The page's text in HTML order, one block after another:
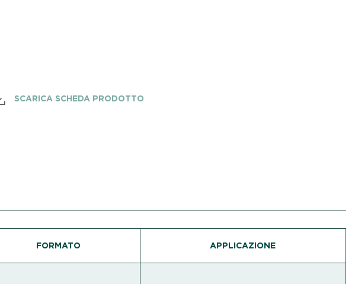
SCARICA SCHEDA PRODOTTO
FORMATO APPLICAZIONE